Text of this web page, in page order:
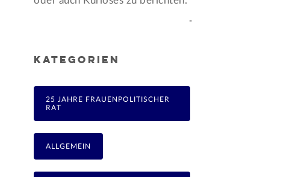
-
KATEGORIEN
25 JAHRE FRAUENPOLITISCHER
RAT
ALLGEMEIN